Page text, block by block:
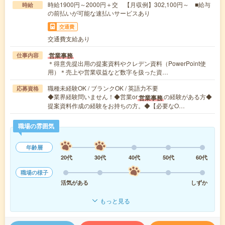
時給
時給1900円～2000円＋交 【月収例】302,100円～ ■給与
の前払いが可能な速払いサービスあり
交通費
交通費支給あり
仕事内容 営業事務
＊得意先提出用の提案資料やクレデン資料（PowerPoint使
用）＊売上や営業収益など数字を扱った資…
応募資格
職種未経験OK / ブランクOK / 英語力不要
◆業界経験問いません！◆営業or営業事務の経験がある方◆
提案資料作成の経験をお持ちの方。◆【必要なO…
職場の雰囲気
年齢層
20代
30代 40代 50代
60代
職場の様子
活気がある
しずか
もっと見る